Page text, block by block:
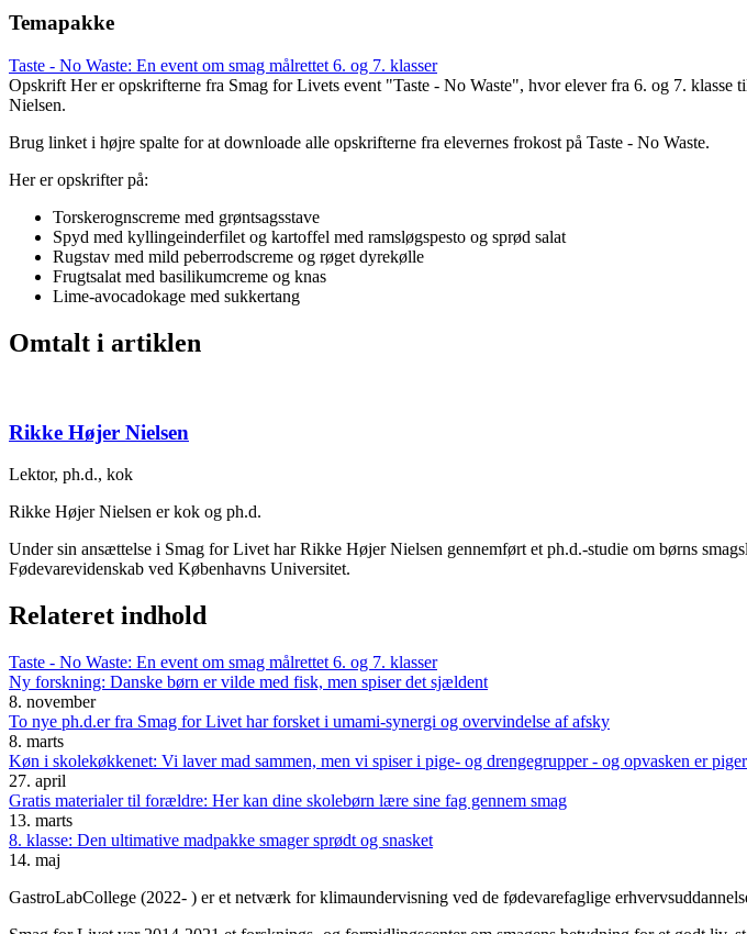
Temapakke
Taste - No Waste: En event om smag målrettet 6. og 7. klasser
Opskrift Her er opskrifterne fra Smag for Livets event "Taste - No Waste", hvor elever fra 6. og 7.
Nielsen.
Brug linket i højre spalte for at downloade alle opskrifterne fra elevernes frokost på Taste - No Waste.
Her er opskrifter på:
Torskerognscreme med grøntsagsstave
Spyd med kyllingeinderfilet og kartoffel med ramsløgspesto og sprød salat
Rugstav med mild peberrodscreme og røget dyrekølle
Frugtsalat med basilikumcreme og knas
Lime-avocadokage med sukkertang
Omtalt i artiklen
Rikke Højer Nielsen
Lektor, ph.d., kok
Rikke Højer Nielsen er kok og ph.d.
Under sin ansættelse i Smag for Livet har Rikke Højer Nielsen gennemført et ph.d.-studie om børns
Fødevarevidenskab ved Københavns Universitet.
Relateret indhold
Taste - No Waste: En event om smag målrettet 6. og 7. klasser
Ny forskning: Danske børn er vilde med fisk, men spiser det sjældent
8. november
To nye ph.d.er fra Smag for Livet har forsket i umami-synergi og overvindelse af afsky
8. marts
Køn i skolekøkkenet: Vi laver mad sammen, men vi spiser i pige- og drengegrupper - og opvasken er
27. april
Gratis materialer til forældre: Her kan dine skolebørn lære sine fag gennem smag
13. marts
8. klasse: Den ultimative madpakke smager sprødt og snasket
14. maj
GastroLabCollege (2022- ) er et netværk for klimaundervisning ved de fødevarefaglige